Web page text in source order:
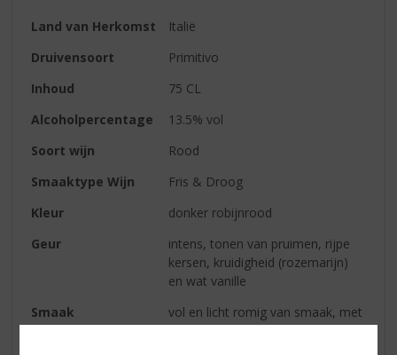
Land van Herkomst
Italië
Druivensoort
Primitivo
Inhoud
75 CL
Alcoholpercentage
13.5% vol
Soort wijn
Rood
Smaaktype Wijn
Fris & Droog
Kleur
donker robijnrood
Geur
intens, tonen van pruimen, rijpe
kersen, kruidigheid (rozemarijn)
en wat vanille
Smaak
vol en licht romig van smaak, met
tonen van drop